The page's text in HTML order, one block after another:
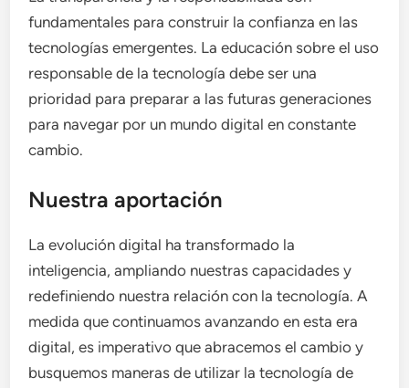
fundamentales para construir la confianza en las
tecnologías emergentes. La educación sobre el uso
responsable de la tecnología debe ser una
prioridad para preparar a las futuras generaciones
para navegar por un mundo digital en constante
cambio.
Nuestra aportación
La evolución digital ha transformado la
inteligencia, ampliando nuestras capacidades y
redefiniendo nuestra relación con la tecnología. A
medida que continuamos avanzando en esta era
digital, es imperativo que abracemos el cambio y
busquemos maneras de utilizar la tecnología de